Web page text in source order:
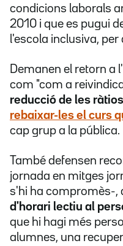
condicions laborals
2010 i que es pugui
l'escola inclusiva,
Demanen el retorn a
com "com a
reducció de les ràtios
rebaixar-les el curs
cap grup a la pública.
També defensen
jornada en mitges
s'hi ha compromès-,
d'horari lectiu al
que hi hagi més
alumnes, una